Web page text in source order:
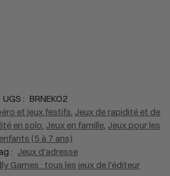
UGS : BRNEKO2
et jeux festifs, Jeux de rapidité et de
en solo, Jeux en famille, Jeux pour les
enfants (5 à 7 ans)
: Jeux d'adresse
Games : tous les jeux de l'éditeur